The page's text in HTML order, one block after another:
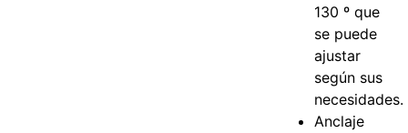
130 º que
se puede
ajustar
según sus
necesidades.
Anclaje